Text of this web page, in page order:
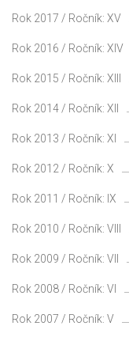
Rok 2017 / Ročník: XV
Rok 2016 / Ročník: XIV
Rok 2015 / Ročník: XIII
Rok 2014 / Ročník: XII
Rok 2013 / Ročník: XI
Rok 2012 / Ročník: X
Rok 2011 / Ročník: IX
Rok 2010 / Ročník: VIII
Rok 2009 / Ročník: VII
Rok 2008 / Ročník: VI
Rok 2007 / Ročník: V